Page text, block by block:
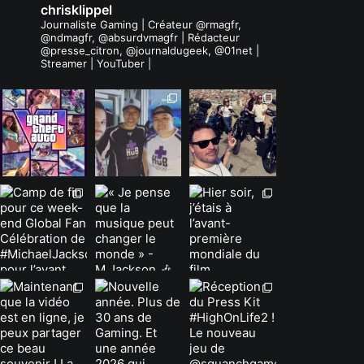
chrisklippel
Journaliste Gaming | Créateur @rmagfr,
@ndmagfr, @absurdvmagfr | Rédacteur
@presse_citron, @journaldugeek, @01net |
Streamer | YouTuber |